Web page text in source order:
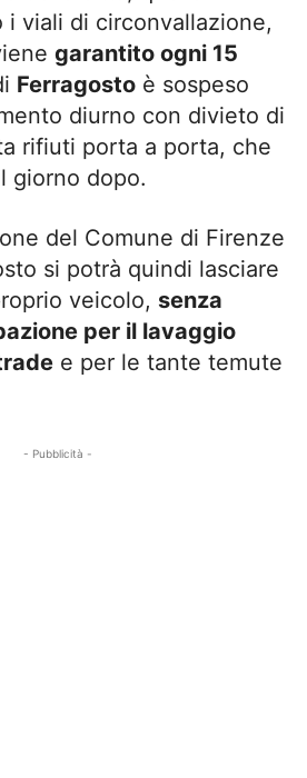
i viali di circonvallazione,
garantito ogni 15
Ferragosto è sospeso
diurno con divieto di
rifiuti porta a porta, che
giorno dopo.
del Comune di Firenze
si potrà quindi lasciare
veicolo, senza
per il lavaggio
e per le tante temute
- Pubblicità -